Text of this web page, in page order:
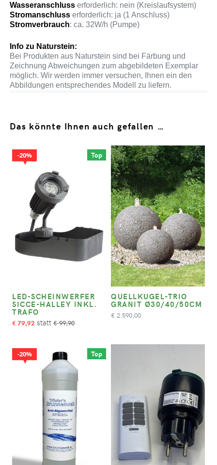
Wasseranschluss erforderlich: nein (Kreislaufsystem)
Stromanschluss erforderlich: ja (1 Anschluss)
Stromverbrauch: ca. 32W/h (Pumpe)
Info zu Naturstein:
Bei Produkten aus Naturstein sind bei Färbung und
Zeichnung Abweichungen zum abgebildeten Exemplar
möglich. Wir werden immer versuchen, Ihnen ein den
Abbildungen entsprechendes Modell zu liefern.
Das könnte Ihnen auch gefallen …
Top
20%
LED-SCHEINWERFER
SICCE-HALLEY INKL.
TRAFO
€ 79,92 €99,90
QUELLKUGEL-TRIO
GRANIT Ø30/40/50CM
€ 2.590,00
Top
20%